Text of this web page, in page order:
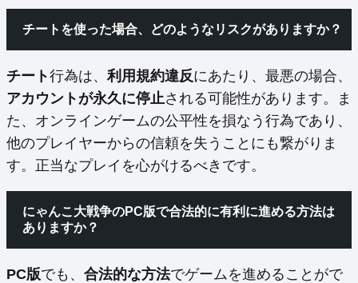
チートを使った場合、どのようなリスクがありますか？
チート行為は、 利用規約違反にあたり、最悪の場合、
アカウントが永久に停止される可能性があります。ま
た、オンラインゲームの公平性を損なう行為であり、
他のプレイヤーからの信頼を失うことにも繋がりま
す。正当なプレイを心がけるべきです。
にゃんこ大戦争のPC版で合法的に有利に進める方法は
ありますか？
PC版でも、 合法的な方法でゲームを進めることがで